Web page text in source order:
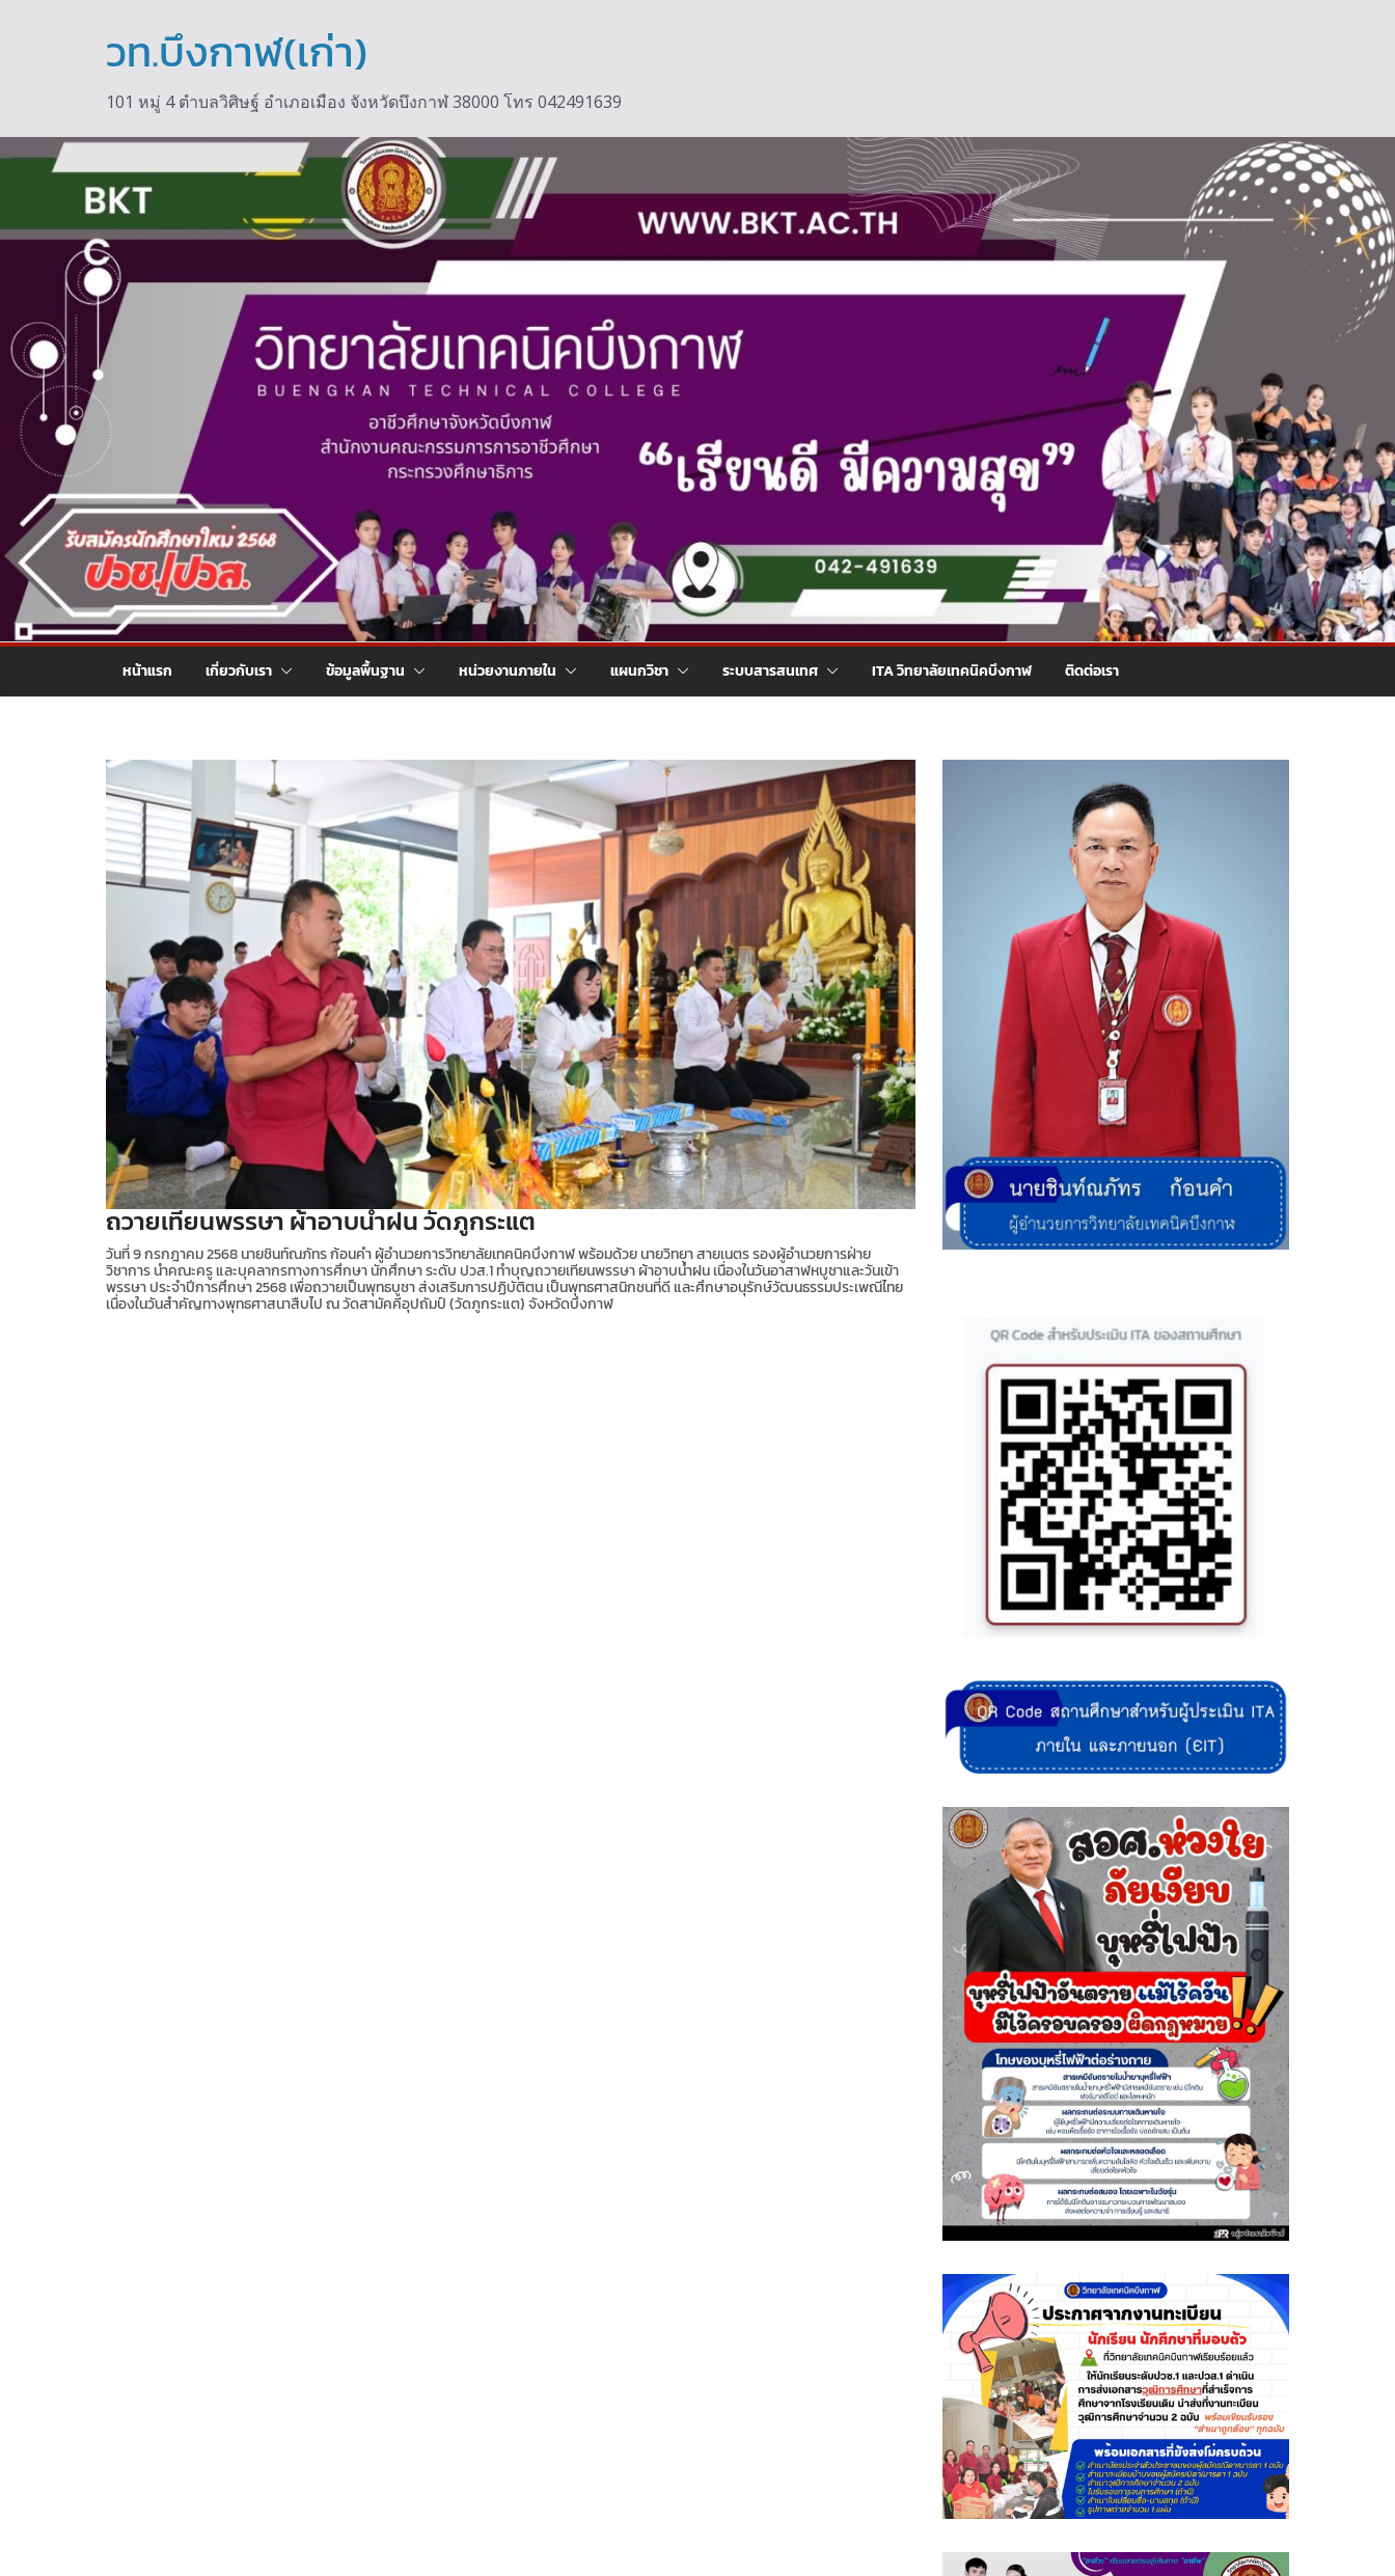
วท.บึงกาฬ(เก่า)
101 หมู่ 4 ตำบลวิศิษฐ์ อำเภอเมือง จังหวัดบึงกาฬ 38000 โทร 042491639
หน้าแรก เกี่ยวกับเรา ข้อมูลพื้นฐาน หน่วยงานภายใน แผนกวิชา ระบบสารสนเทศ ITA วิทยาลัยเทคนิคบึงกาฬ ติดต่อเรา
ถวายเทียนพรรษา ผ้าอาบน้ำฝน วัดภูกระแต
วันที่ 9 กรกฎาคม 2568 นายชินท์ณภัทร ก้อนคำ ผู้อำนวยการวิทยาลัยเทคนิคบึงกาฬ พร้อมด้วย นายวิทยา สายเนตร รองผู้อำนวยการฝ่าย
วิชาการ นำคณะครู และบุคลากรทางการศึกษา นักศึกษา ระดับ ปวส.1 ทำบุญถวายเทียนพรรษา ผ้าอาบน้ำฝน เนื่องในวันอาสาฬหบูชาและวันเข้า
พรรษา ประจำปีการศึกษา 2568 เพื่อถวายเป็นพุทธบูชา ส่งเสริมการปฏิบัติตน เป็นพุทธศาสนิกชนที่ดี และศึกษาอนุรักษ์วัฒนธรรมประเพณีไทย
เนื่องในวันสำคัญทางพุทธศาสนาสืบไป ณ วัดสามัคคีอุปถัมป์ (วัดภูกระแต) จังหวัดบึงกาฬ